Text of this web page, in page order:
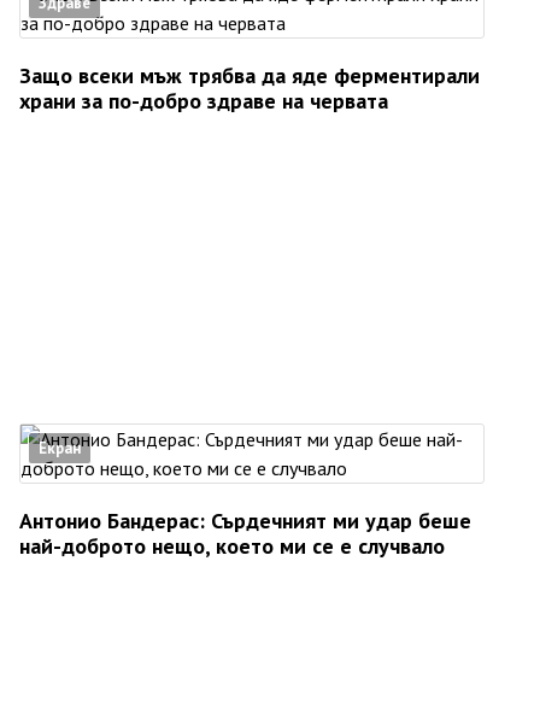
Защо всеки мъж трябва да яде ферментирали
храни за по-добро здраве на червата
Екран
Антонио Бандерас: Сърдечният ми удар беше
най-доброто нещо, което ми се е случвало